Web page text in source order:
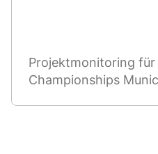
Projektmonitoring für
Championships